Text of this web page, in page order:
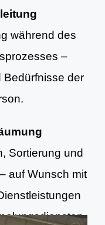
während des
–
Bedürfnisse der
Sortierung und
auf Wunsch mit